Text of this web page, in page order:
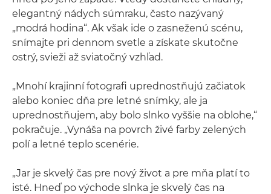
elegantný nádych súmraku, často nazývaný
„modrá hodina“. Ak však ide o zasneženú scénu,
snímajte pri dennom svetle a získate skutočne
ostrý, svieži až sviatočný vzhľad.
„Mnohí krajinní fotografi uprednostňujú začiatok
alebo koniec dňa pre letné snímky, ale ja
uprednostňujem, aby bolo slnko vyššie na oblohe,“
pokračuje. „Vynáša na povrch živé farby zelených
polí a letné teplo scenérie.
„Jar je skvelý čas pre nový život a pre mňa platí to
isté. Hneď po východe slnka je skvelý čas na